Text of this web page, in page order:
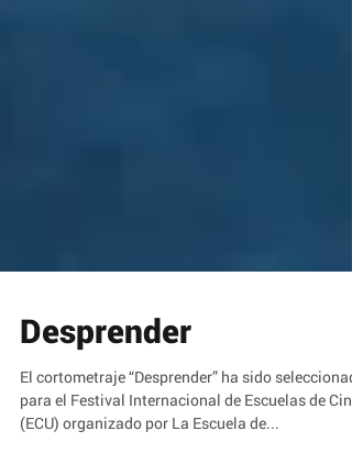
Desprender
El cortometraje “Desprender” ha sido